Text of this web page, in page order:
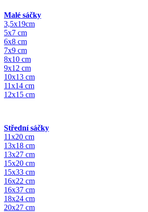
Malé sáčky
3,5x19cm
5x7 cm
6x8 cm
7x9 cm
8x10 cm
9x12 cm
10x13 cm
11x14 cm
12x15 cm
Střední sáčky
11x20 cm
13x18 cm
13x27 cm
15x20 cm
15x33 cm
16x22 cm
16x37 cm
18x24 cm
20x27 cm